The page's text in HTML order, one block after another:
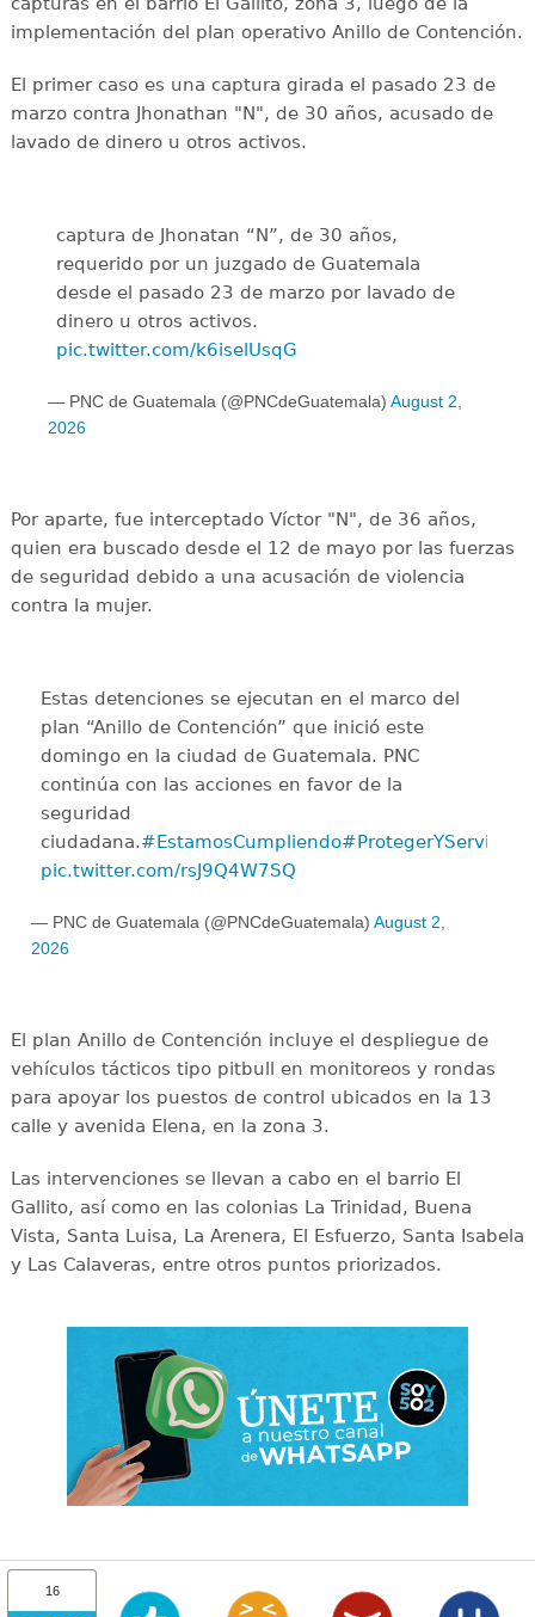
implementación del plan operativo Anillo de Contención.
El primer caso es una captura girada el pasado 23 de
marzo contra Jhonathan "N", de 30 años, acusado de
lavado de dinero u otros activos.
captura de Jhonatan “N”, de 30 años,
requerido por un juzgado de Guatemala
desde el pasado 23 de marzo por lavado de
dinero u otros activos.
pic.twitter.com/k6iselUsqG
— PNC de Guatemala (@PNCdeGuatemala) August 2,
2026
Por aparte, fue interceptado Víctor "N", de 36 años,
quien era buscado desde el 12 de mayo por las fuerzas
de seguridad debido a una acusación de violencia
contra la mujer.
Estas detenciones se ejecutan en el marco del
plan “Anillo de Contención” que inició este
domingo en la ciudad de Guatemala. PNC
continúa con las acciones en favor de la
seguridad
ciudadana.#EstamosCumpliendo#ProtegerYServir
pic.twitter.com/rsJ9Q4W7SQ
— PNC de Guatemala (@PNCdeGuatemala) August 2,
2026
El plan Anillo de Contención incluye el despliegue de
vehículos tácticos tipo pitbull en monitoreos y rondas
para apoyar los puestos de control ubicados en la 13
calle y avenida Elena, en la zona 3.
Las intervenciones se llevan a cabo en el barrio El
Gallito, así como en las colonias La Trinidad, Buena
Vista, Santa Luisa, La Arenera, El Esfuerzo, Santa Isabela
y Las Calaveras, entre otros puntos priorizados.
16